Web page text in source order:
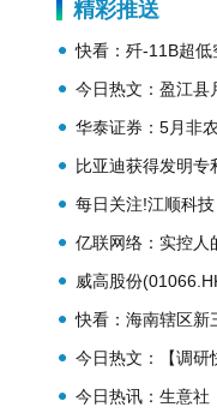
精彩推送
快看：歼-11B超
画面
今日热文：盈江县
成立 注册资本10
华泰证券：5月非
必要性-每日热门
比亚迪获得发明专
电池生产线” 当前
每日关注!江顺科
外投资，被投资公
责任公司
亿联网络：实控人
不超0.13%公司股
威高股份
1140.08万股H股_
快看：海南辖区新
5月）
今日热文：【调研
等3家机构调研
今日热讯：生意社